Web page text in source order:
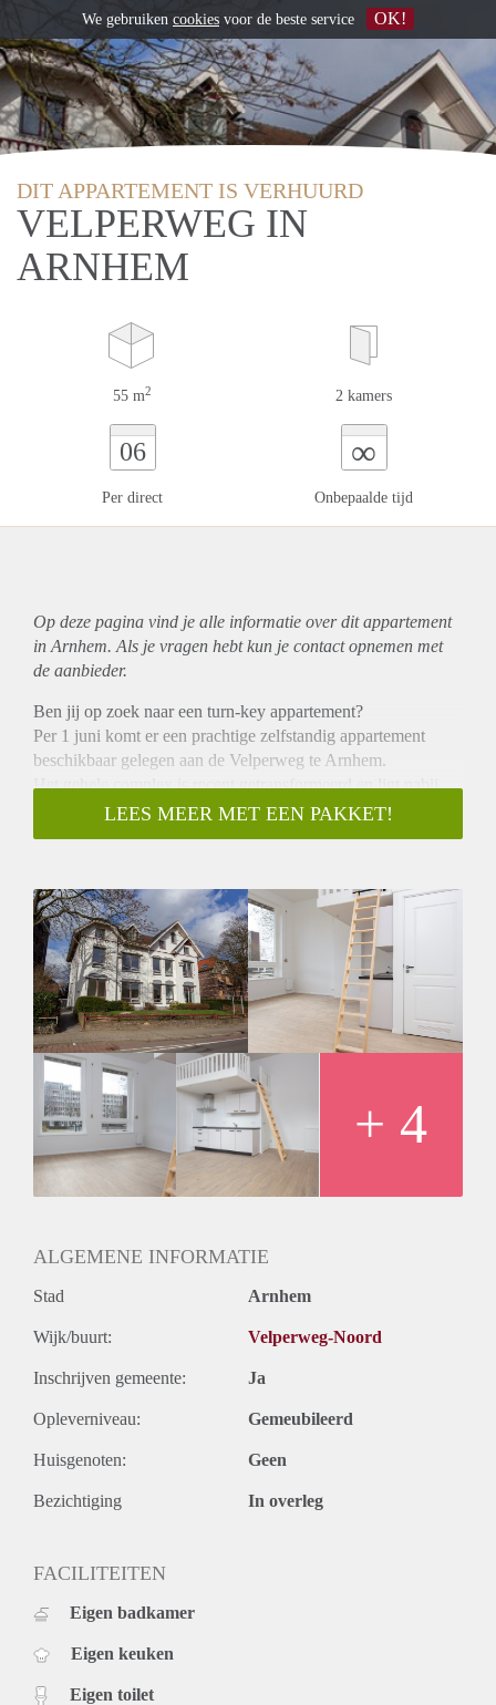
DIT APPARTEMENT IS VERHUURD
VELPERWEG IN
ARNHEM
55 m2 2 kamers
06
Per direct
∞
Onbepaalde tijd
Op deze pagina vind je alle informatie over ditappartement
in Arnhem. Als je vragen hebt kun je contact opnemen met
de aanbieder.
Ben jij op zoek naar een turn-key appartement?
Per 1 juni komt er een prachtige zelfstandig appartement
beschikbaar gelegen aan de Velperweg te Arnhem.
Het gehele complex is recent getransformeerd en ligt nabij
het bruisende centrum van Arnhem.
Het appartement heeft een oppervlakte van 55 m2 heeft een
De keuken is voorzien van diverse inbouwapparatuur zoals
een kookplaat, koelkast met vriesvak en afzuigkap.
Luxe afgewerkte badkamer met compleet tegelwerk en
vloerverwarming, woonkamer en slaapkamer afgewerkt met
pvc vloer en vloerverwarming. Wasmachines en drogers zijn
aanwezig in de centrale ruimte en zijn voor gezamenlijk
gebruik. Tevens is er een ruime gezamenlijke tuin, bergingen
en fietsenberging aanwezig.
Bijzonderheden
Huurprijs € 850,00 excl. voorschot servicekosten € 30,00 en
voorschot g/w/e € 110,00 per maand | Inkomenseis 3x de
huur | Huisdieren niet toegestaan | Borgsom 1 maand huur |
LEES MEER MET EEN PAKKET!
+ 4
ALGEMENE INFORMATIE
Stad Arnhem
Wijk/buurt: Velperweg-Noord
Inschrijven gemeente: Ja
Opleverniveau: Gemeubileerd
Huisgenoten: Geen
Bezichtiging In overleg
FACILITEITEN
Eigen badkamer
Eigen keuken
Eigen toilet
We gebruiken cookies voor de beste service OK!